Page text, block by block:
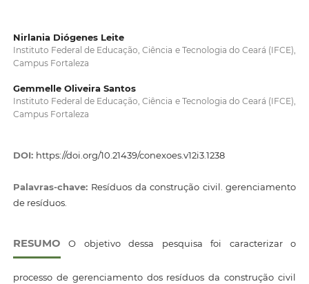
Nirlania Diógenes Leite
Instituto Federal de Educação, Ciência e Tecnologia do Ceará (IFCE),
Campus Fortaleza
Gemmelle Oliveira Santos
Instituto Federal de Educação, Ciência e Tecnologia do Ceará (IFCE),
Campus Fortaleza
DOI: https://doi.org/10.21439/conexoes.v12i3.1238
Palavras-chave: Resíduos da construção civil. gerenciamento
de resíduos.
RESUMO O objetivo dessa pesquisa foi caracterizar o
processo de gerenciamento dos resíduos da construção civil